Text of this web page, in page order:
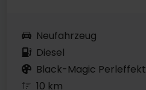
Neufahrzeug
Diesel
Black-Magic Perleffekt
10 km